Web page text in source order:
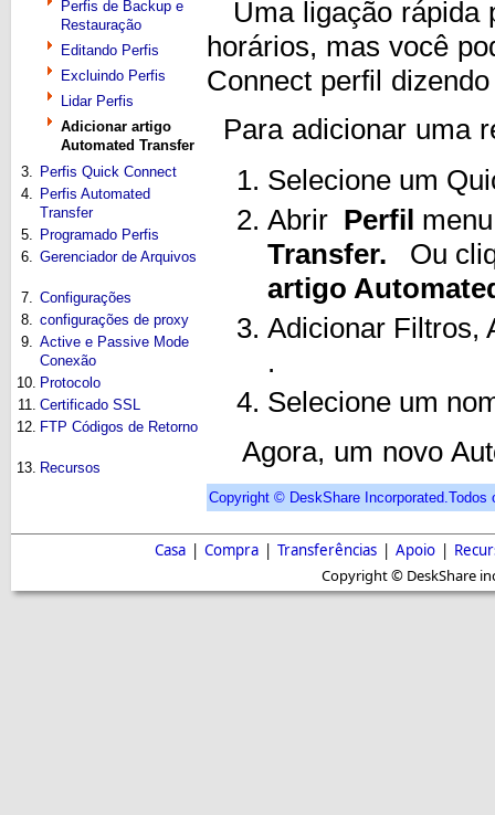
Perfis de Backup e
Restauração
Editando Perfis
Excluindo Perfis
Lidar Perfis
Adicionar artigo
Automated Transfer
3.
Perfis Quick Connect
4.
Perfis Automated
Transfer
5.
Programado Perfis
6.
Gerenciador de Arquivos
7.
Configurações
8.
configurações de proxy
9.
Active e Passive Mode
Conexão
10. Protocolo
11.
Certificado SSL
12. FTP Códigos de Retorno
13. Recursos
Uma ligação rápida
horários, mas você
Connect perfil
Para adicionar uma
Selecione um
Abrir Perfil
Transfer.
Ou
artigo
Adicionar Filtros,
.
Selecione um
Agora, um novo
Copyright © DeskShare Incorporated.Todos
Casa | Compra | Transferências | Apoio |
Copyright © DeskShare